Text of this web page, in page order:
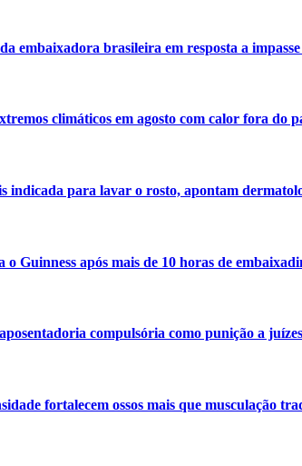
embaixadora brasileira em resposta a
climáticos em agosto com calor fora do
indicada para lavar o rosto, apontam
Guinness após mais de 10 horas de
compulsória como punição a juízes
fortalecem ossos mais que musculação